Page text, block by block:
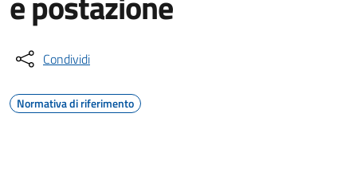
Condividi
Normativa di riferimento